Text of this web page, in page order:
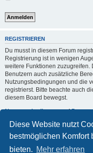
Diese Website nutzt
bestmöglichen Komfort
bieten. Mehr erfahren
REGISTRIEREN
Du musst in diesem Forum
Registrierung ist in wenigen
weitere Funktionen zuzugreifen.
Benutzern auch zusätzliche
Nutzungsbedingungen und die
registrierst. Bitte beachte auch
diesem Board bewegst.
Nutzungsbedingungen|
Registrieren